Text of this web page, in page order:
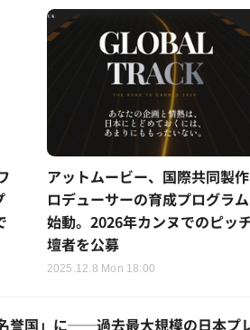
アットムービー、国際共同製
ロデューサーの育成プログラ
始動。2026年カンヌでのピッ
壇者を公募
2025.12.8 Mon 18:00
誉国」に──過去最大規模の日本プ